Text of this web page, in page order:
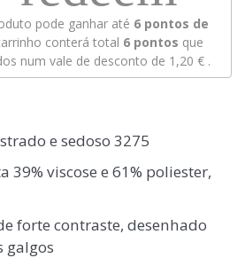
pode ganhar até 6pontos de
conterá total 6 pontos que
num vale de desconto de 1,20 €.
e sedoso 3275
39% viscose e 61% poliester,
forte contraste, desenhado
galgos